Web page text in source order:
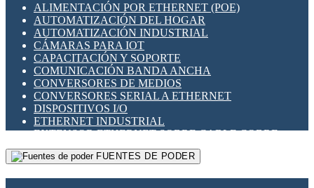
SENSORES INDUCTIVOS
TEMPORIZADORES
VARIACS
VARIADORES DE FRECUENCIA [VDF]
SECCIONADORES - INTERRUPTORES
MAQUINARIA
HERRAMIENTAS VARIAS
ILUMINACIÓN LED
INTERRUPTORES REED
INTERFACES DE RELÉ
OTROS RELÉS
PROTECCIÓN TÉRMICA
RELÉS AUTOMOTRICES
RELÉS DE SEÑAL
RELÉS DE ESTADO SÓLIDO SSR
RELÉS INDUSTRIALES
RELÉS MINIATURA DE POTENCIA
SENSORES MAGNÉTICOS
ALIMENTACIÓN POR ETHERNET (POE)
AUTOMATIZACIÓN DEL HOGAR
AUTOMATIZACIÓN INDUSTRIAL
CÁMARAS PARA IOT
CAPACITACIÓN Y SOPORTE
COMUNICACIÓN BANDA ANCHA
CONVERSORES DE MEDIOS
CONVERSORES SERIAL A ETHERNET
DISPOSITIVOS I/O
ETHERNET INDUSTRIAL
EXTENSOR ETHERNET SOBRE CABLE COBRE
GATEWAY LORAWAN
GESTIÓN DE REDESFUENTES DE PODER